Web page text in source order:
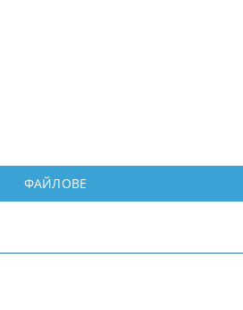
ФАЙЛОВЕ